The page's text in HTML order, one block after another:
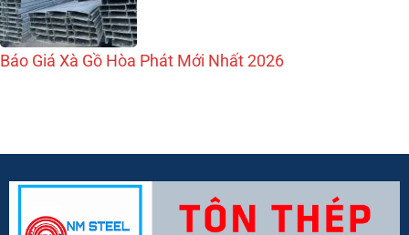
Báo Giá Xà Gồ Hòa Phát Mới Nhất 2026